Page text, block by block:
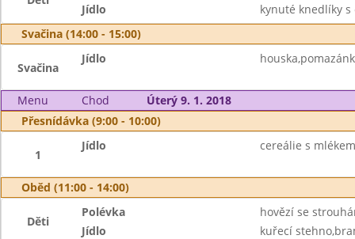
Jídlo
kynuté knedlíky s
Svačina (14:00 - 15:00)
Svačina
Jídlo
Menu Chod
Úterý 9. 1. 2018
Přesnídávka (9:00 - 10:00)
1
Jídlo cereálie s
Oběd (11:00 - 14:00)
Děti
Polévka
hovězí se
Jídlo
kuřecí